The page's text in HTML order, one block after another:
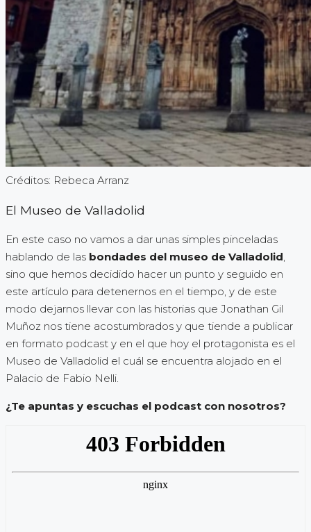
Créditos: Rebeca Arranz
El Museo de Valladolid
En este caso no vamos a dar unas simples pinceladas
hablando de las bondades del museo de Valladolid,
sino que hemos decidido hacer un punto y seguido en
este artículo para detenernos en el tiempo, y de este
modo dejarnos llevar con las historias que Jonathan Gil
Muñoz nos tiene acostumbrados y que tiende a publicar
en formato podcast y en el que hoy el protagonista es el
Museo de Valladolid el cuál se encuentra alojado en el
Palacio de Fabio Nelli.
¿Te apuntas y escuchas el podcast con nosotros?